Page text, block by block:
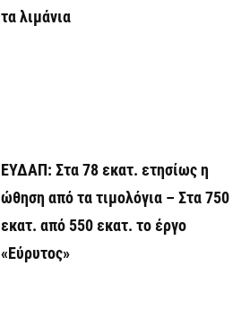
τα λιμάνια
ΕΥΔΑΠ: Στα 78 εκατ. ετησίως η
ώθηση από τα τιμολόγια – Στα 750
εκατ. από 550 εκατ. το έργο
«Εύρυτος»